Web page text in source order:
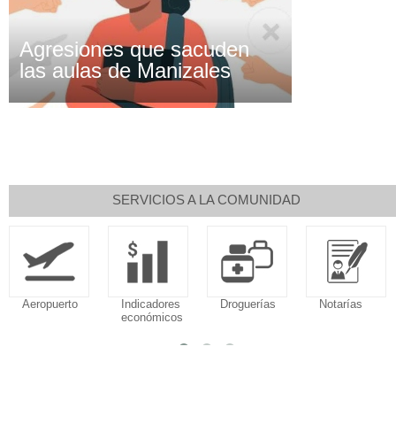
Agresiones que sacuden
las aulas de Manizales
SERVICIOS A LA COMUNIDAD
Aeropuerto
Indicadores
económicos
Droguerías Notarías